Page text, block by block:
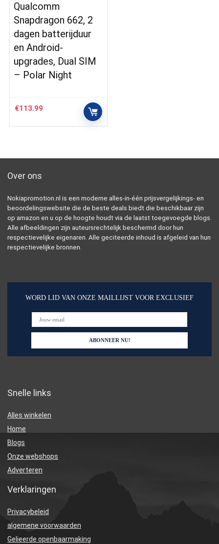
Qualcomm
Snapdragon 662, 2
dagen batterijduur
en Android-
upgrades, Dual SIM
– Polar Night
€113.99
Over ons
Nokiapromotion.nl is een moderne alles-in-één prijsvergelijkings- en
beoordelingswebsite die de beste deals biedt die beschikbaar zijn
op amazon en u op de hoogte houdt via de laatst toegevoegde blogs.
Alle afbeeldingen zijn auteursrechtelijk beschermd door hun
respectievelijke eigenaren. Alle geciteerde inhoud is afgeleid van hun
respectievelijke bronnen.
WORD LID VAN ONZE MAILLIJST VOOR EXCLUSIEF
Snelle links
Alles winkelen
Home
Blogs
Onze webshops
Adverteren
Verklaringen
Privacybeleid
algemene voorwaarden
Gelieerde openbaarmaking